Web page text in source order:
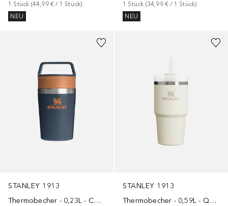
1 Stück (44,99 € / 1 Stück)
NEU
1 Stück (34,99 € / 1 Stück)
NEU
STANLEY 1913
Thermobecher - 0,23L - CAFÉ-TO-GO TRAVEL MUG
STANLEY 1913
Thermobecher - 0,59L - QUENCHER® H2.O FLOWSTATE™ TUMBLER